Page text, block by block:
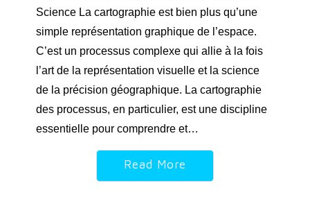
Science La cartographie est bien plus qu’une
simple représentation graphique de l’espace.
C’est un processus complexe qui allie à la fois
l’art de la représentation visuelle et la science
de la précision géographique. La cartographie
des processus, en particulier, est une discipline
essentielle pour comprendre et…
Read More